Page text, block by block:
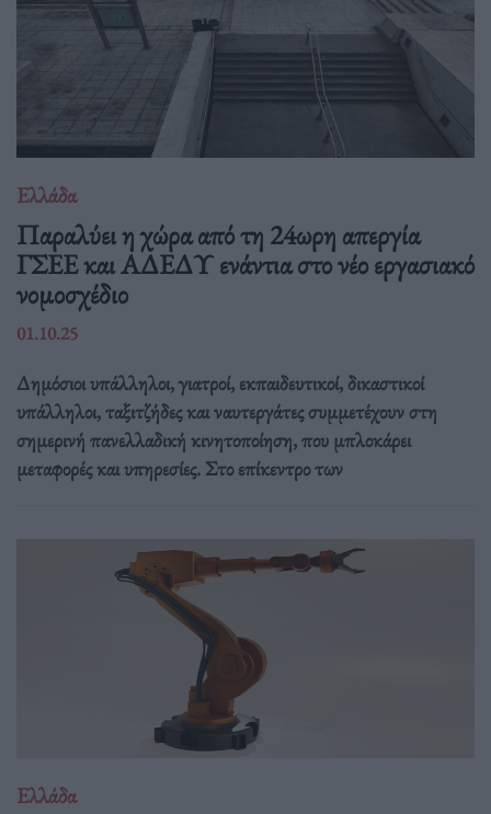
Ελλάδα
Παραλύει η χώρα από τη 24ωρη απεργία
ΓΣΕΕ και ΑΔΕΔΥ ενάντια στο νέο εργασιακό
νομοσχέδιο
01.10.25
Δημόσιοι υπάλληλοι, γιατροί, εκπαιδευτικοί, δικαστικοί
υπάλληλοι, ταξιτζήδες και ναυτεργάτες συμμετέχουν στη
σημερινή πανελλαδική κινητοποίηση, που μπλοκάρει
μεταφορές και υπηρεσίες. Στο επίκεντρο των
Ελλάδα